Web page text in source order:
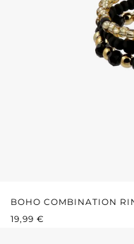
BOHO COMBINATION
REGULÄRER
19,99 €